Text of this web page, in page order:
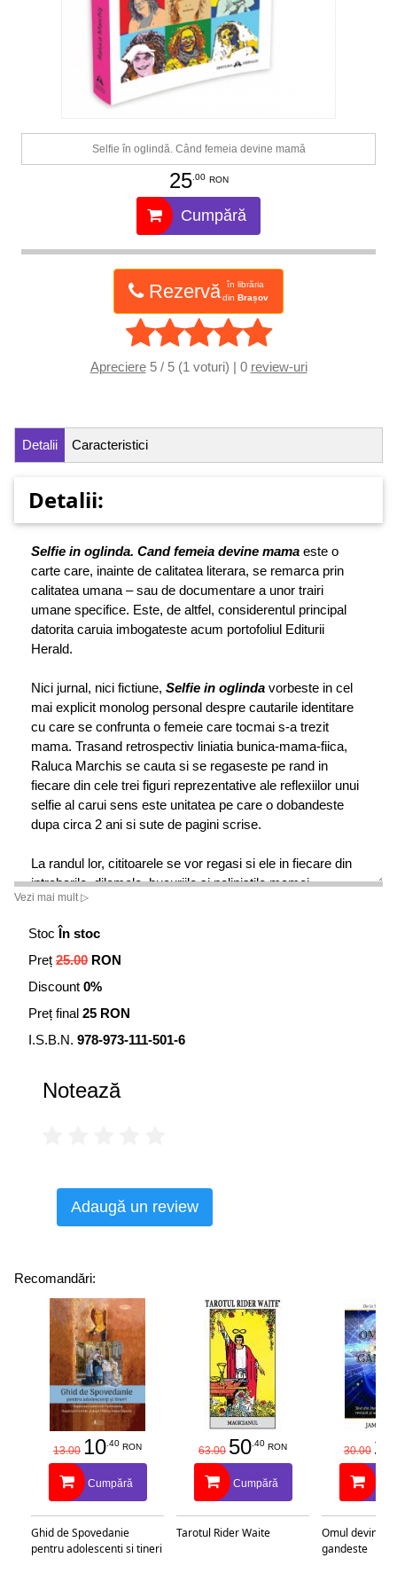
Selfie în oglindă. Când femeia devine mamă
25.00 RON
Cumpără
Rezervă
în librăria
din Brașov
Apreciere5 / 5 (1 voturi) | 0 review-uri
Detalii Caracteristici
Detalii:
Selfie in oglinda. Cand femeia devine mama este o
carte care, inainte de calitatea literara, se remarca prin
calitatea umana – sau de documentare a unor trairi
umane specifice. Este, de altfel, considerentul principal
datorita caruia imbogateste acum portofoliul Editurii
Herald.
Nici jurnal, nici fictiune, Selfie in oglinda vorbeste in cel
mai explicit monolog personal despre cautarile identitare
cu care se confrunta o femeie care tocmai s-a trezit
mama. Trasand retrospectiv liniatia bunica-mama-fiica,
Raluca Marchis se cauta si se regaseste pe rand in
fiecare din cele trei figuri reprezentative ale reflexiilor unui
selfie al carui sens este unitatea pe care o dobandeste
dupa circa 2 ani si sute de pagini scrise.
La randul lor, cititoarele se vor regasi si ele in fiecare din
intrebarile, dilemele, bucuriile si nelinistile mamei
universale al carei portret se contureaza in Selfie in
oglinda, un volum in care adevarurile profunde sunt spuse
in treacat, emotiile intense sunt imbracate in firescul
categoriei numite generic mame, iar orice stridenta de
originalitate este evitata sistematic.
Un text a-feminist, in care maternitatea nu este nici glorie,
nici martiriu, Selfie in oglinda reinstaureaza statutul de
Vezi mai mult ▷
Stoc În stoc
Preț 25.00 RON
Discount 0%
Preț final 25 RON
I.S.B.N. 978-973-111-501-6
Notează
Adaugă un review
Recomandări:
13.00 10.40 RON
Cumpără
Ghid de Spovedanie
pentru adolescenti si tineri
63.00 50.40 RON
Cumpără
Tarotul Rider Waite
30.00 25
Omul devine
gandeste